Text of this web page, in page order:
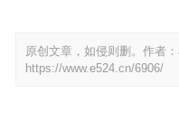
原创文章，如侵则删。作者
https://www.e524.cn/6906/